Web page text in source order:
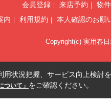
会員登録 来店予約
物
内
利用規約 本人確認のお願
Copyright(c) 実用春
用状況把握、サービス向上検討
ついて」 をご確認ください。